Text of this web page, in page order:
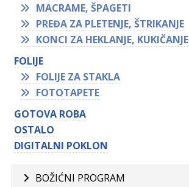
MACRAME, ŠPAGETI
PREĐA ZA PLETENJE, ŠTRIKANJE
KONCI ZA HEKLANJE, KUKIČANJE
FOLIJE
FOLIJE ZA STAKLA
FOTOTAPETE
GOTOVA ROBA
OSTALO
DIGITALNI POKLON
BOŽIĆNI PROGRAM